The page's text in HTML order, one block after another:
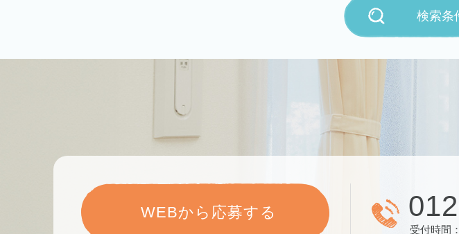
検索条
WEBから応募する
受付時間